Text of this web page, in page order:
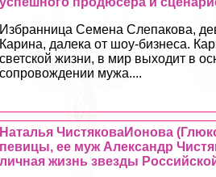
Избранница Семена Слепакова,
Карина, далека от шоу-бизнеса.
светской жизни, в мир выходит в
сопровождении мужа....
Наталья ЧистяковаИонова
певицы, ее муж Александр
личная жизнь звезды